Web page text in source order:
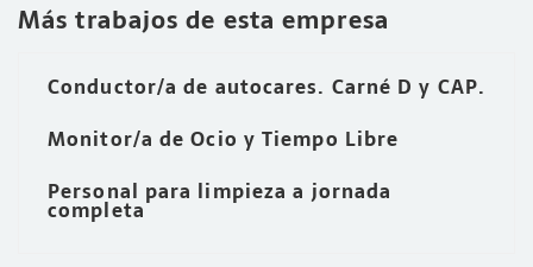
Más trabajos de esta empresa
Conductor/a de autocares. Carné D y CAP.
Monitor/a de Ocio y Tiempo Libre
Personal para limpieza a jornada
completa